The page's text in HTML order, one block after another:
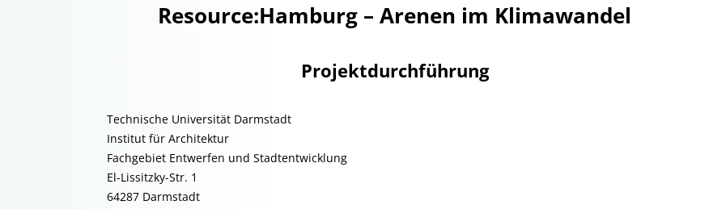
Resource:Hamburg – Arenen im Klimawandel
Projektdurchführung
Technische Universität Darmstadt
Institut für Architektur
Fachgebiet Entwerfen und Stadtentwicklung
El-Lissitzky-Str. 1
64287 Darmstadt